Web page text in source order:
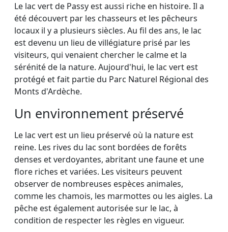
Le lac vert de Passy est aussi riche en histoire. Il a
été découvert par les chasseurs et les pêcheurs
locaux il y a plusieurs siècles. Au fil des ans, le lac
est devenu un lieu de villégiature prisé par les
visiteurs, qui venaient chercher le calme et la
sérénité de la nature. Aujourd'hui, le lac vert est
protégé et fait partie du Parc Naturel Régional des
Monts d'Ardèche.
Un environnement préservé
Le lac vert est un lieu préservé où la nature est
reine. Les rives du lac sont bordées de forêts
denses et verdoyantes, abritant une faune et une
flore riches et variées. Les visiteurs peuvent
observer de nombreuses espèces animales,
comme les chamois, les marmottes ou les aigles. La
pêche est également autorisée sur le lac, à
condition de respecter les règles en vigueur.